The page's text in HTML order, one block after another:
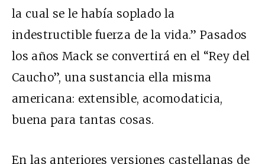
la cual se le había soplado la
indestructible fuerza de la vida.” Pasados
los años Mack se convertirá en el “Rey del
Caucho”, una sustancia ella misma
americana: extensible, acomodaticia,
buena para tantas cosas.
En las anteriores versiones castellanas de